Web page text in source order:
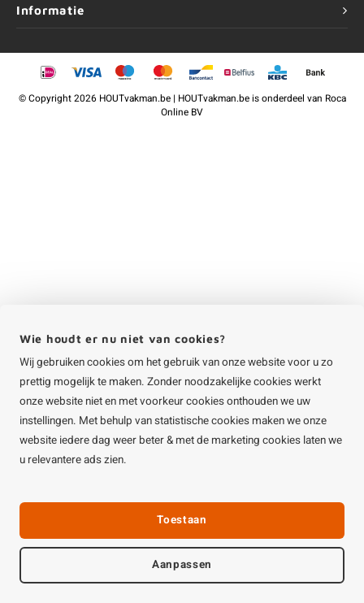
Informatie
©Copyright2026 HOUTvakman.be | HOUTvakman.be is onderdeel van Roca
Online BV
Wie houdt er nu niet van cookies?
Wij gebruiken cookies om het gebruik van onze website voor u zo
prettig mogelijk te maken. Zonder noodzakelijke cookies werkt
onze website niet en met voorkeur cookies onthouden we uw
instellingen. Met behulp van statistische cookies maken we onze
website iedere dag weer beter & met de marketing cookies laten we
u relevantere ads zien.
Toestaan
Aanpassen